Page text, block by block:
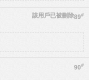
89#
該用戶已被刪除
90#